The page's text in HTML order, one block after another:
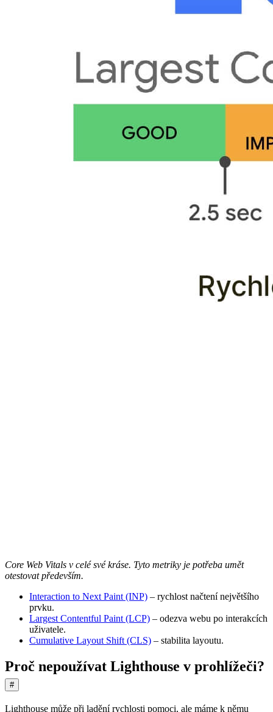
Core Web Vitals v celé své kráse. Tyto metriky je potřeba umět
otestovat především.
Interaction to Next Paint (INP) – rychlost načtení největšího
prvku.
Largest Contentful Paint (LCP) – odezva webu po interakcích
uživatele.
Cumulative Layout Shift (CLS) – stabilita layoutu.
Proč nepoužívat Lighthouse v prohlížeči?
#
Lighthouse může při ladění rychlosti pomoci, ale máme k němu